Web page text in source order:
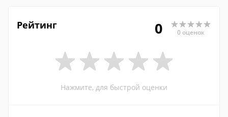
Рейтинг 0 0 оценок
Нажмите, для быстрой оценки